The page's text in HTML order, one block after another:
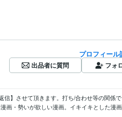
プロフィー
出品者に質問 フォ
】させて頂きます。打ち/合わせ等の関係
画・勢いが欲しい漫画。イキイキとした漫